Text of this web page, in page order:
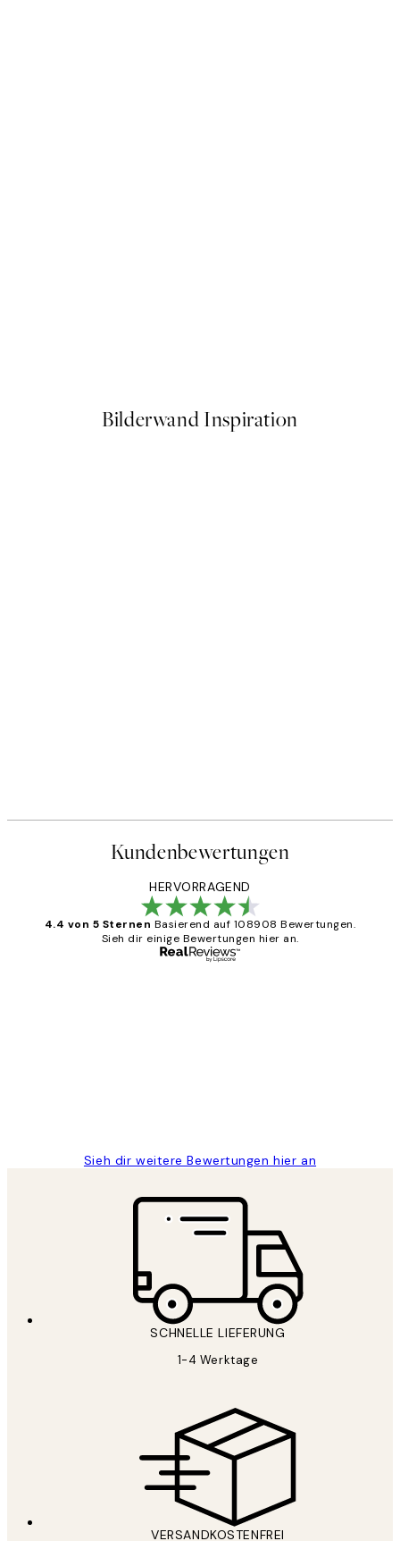
Bilderwand Inspiration
Kundenbewertungen
HERVORRAGEND
4.4 von 5 Sternen Basierend auf 108908 Bewertungen.
Sieh dir einige Bewertungen hier an.
Sieh dir weitere Bewertungen hier an
SCHNELLE LIEFERUNG
1-4 Werktage
VERSANDKOSTENFREI